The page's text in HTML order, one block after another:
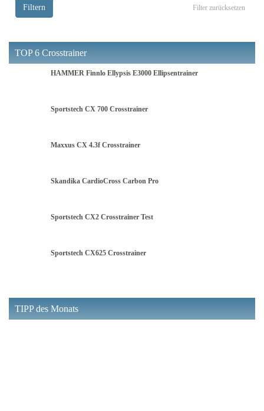
Filter zurücksetzen
Filtern
TOP 6 Crosstrainer
HAMMER Finnlo Ellypsis E3000 Ellipsentrainer
Sportstech CX 700 Crosstrainer
Maxxus CX 4.3f Crosstrainer
Skandika CardioCross Carbon Pro
Sportstech CX2 Crosstrainer Test
Sportstech CX625 Crosstrainer
TIPP des Monats